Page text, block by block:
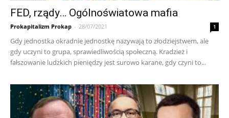
FED, rządy… Ogólnoświatowa mafia
Prokapitalizm Prokap - 28/07/2021 1
Gdy jednostka okradnie jednostkę nazywają to złodziejstwem, ale
gdy uczyni to grupa, sprawiedliwością społeczną. Kradzież i
fałszowanie ludzkich pieniędzy jest surowo karane, gdy czyni to...